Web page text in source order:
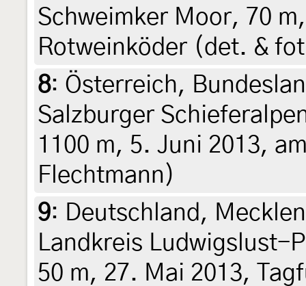
Schweimker Moor, 70
Rotweinköder (det. &
8: Österreich,
Salzburger
1100 m, 5. Juni 2013,
Flechtmann)
9: Deutschland,
Landkreis Ludwigslust-
50 m, 27. Mai 2013,